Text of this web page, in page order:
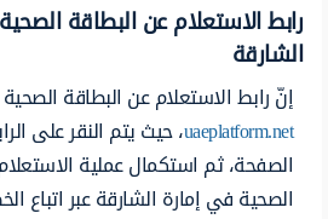
رابط الاستعلام عن البطاقة
الشارقة
إنّ رابط الاستعلام عن البطاقة
uaeplatform.net، حيث يتم النقر على
الصفحة، ثم استكمال عملية
الصحية في إمارة الشارقة عبر اتباع